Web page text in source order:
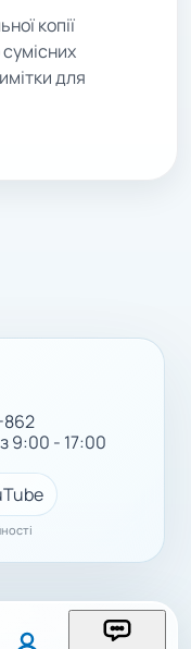
копії
для
з 9:00 - 17:00